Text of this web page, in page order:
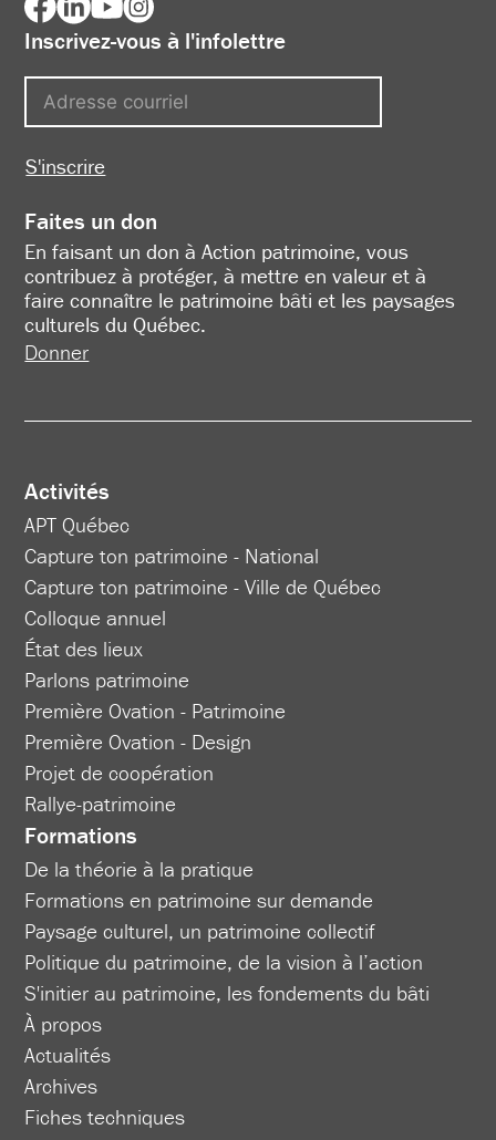
Inscrivez-vous à l'infolettre
S'inscrire
Faites un don
En faisant un don à Action patrimoine, vous
contribuez à protéger, à mettre en valeur et à
faire connaître le patrimoine bâti et les paysages
culturels du Québec.
Donner
Activités
APT Québec
Capture ton patrimoine - National
Capture ton patrimoine - Ville de Québec
Colloque annuel
État des lieux
Parlons patrimoine
Première Ovation - Patrimoine
Première Ovation - Design
Projet de coopération
Rallye-patrimoine
Formations
De la théorie à la pratique
Formations en patrimoine sur demande
Paysage culturel, un patrimoine collectif
Politique du patrimoine, de la vision à l’action
S'initier au patrimoine, les fondements du bâti
À propos
Actualités
Archives
Fiches techniques